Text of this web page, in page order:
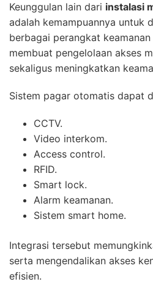
Keunggulan lain dari instalasi
adalah kemampuannya untuk
berbagai perangkat
membuat pengelolaan akses
sekaligus meningkatkan
Sistem pagar otomatis dapat
CCTV.
Video interkom.
Access control.
RFID.
Smart lock.
Alarm keamanan.
Sistem smart home.
Integrasi tersebut
serta mengendalikan akses
efisien.